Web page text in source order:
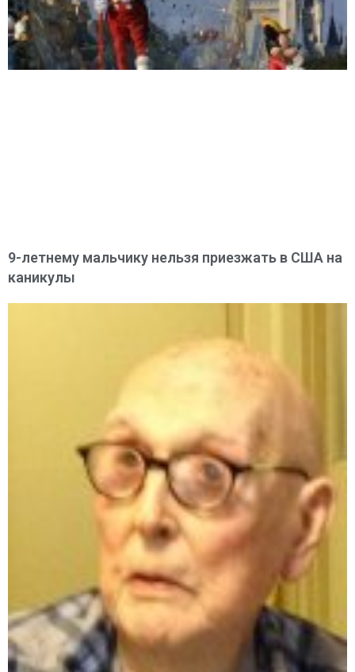
9-летнему мальчику нельзя приезжать в США на
каникулы